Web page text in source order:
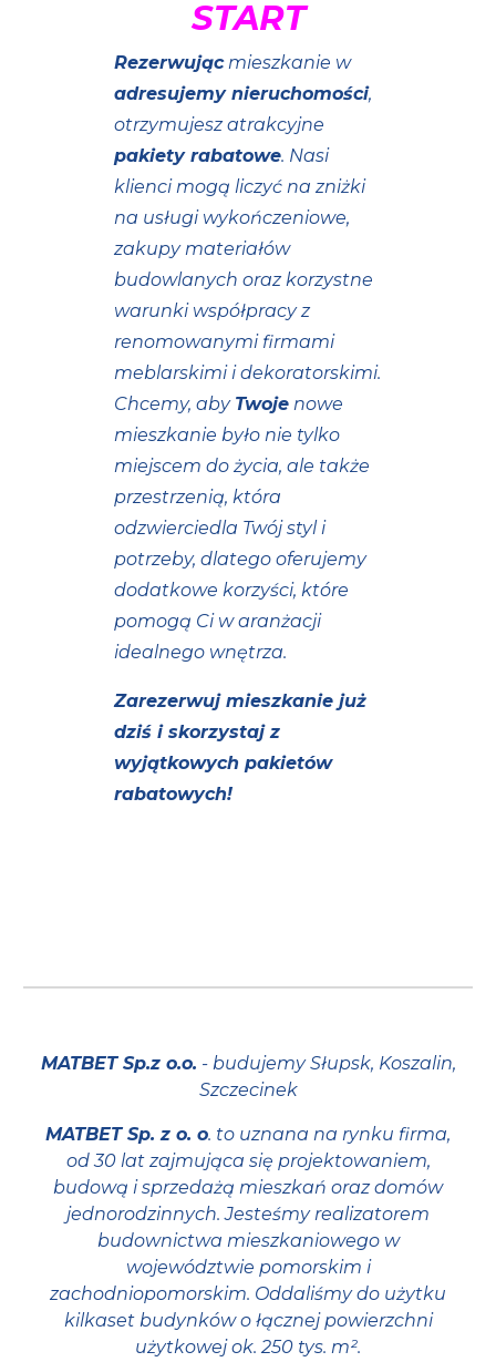
START
Rezerwującmieszkanie w
adresujemy nieruchomości,
otrzymujesz atrakcyjne
pakiety rabatowe. Nasi
klienci mogą liczyć na zniżki
na usługi wykończeniowe,
zakupy materiałów
budowlanych oraz korzystne
warunki współpracy z
renomowanymi firmami
meblarskimi i dekoratorskimi.
Chcemy, aby Twojenowe
mieszkanie było nie tylko
miejscem do życia, ale także
przestrzenią, która
odzwierciedla Twój styl i
potrzeby, dlatego oferujemy
dodatkowe korzyści, które
pomogą Ci w aranżacji
idealnego wnętrza.
Zarezerwuj mieszkanie już
dziś i skorzystaj z
wyjątkowych pakietów
rabatowych!
MATBET Sp.z o.o. - budujemy Słupsk, Koszalin,
Szczecinek
MATBET Sp. z o. o. to uznana na rynku firma,
od 30 lat zajmująca się projektowaniem,
budową i sprzedażą mieszkań oraz domów
jednorodzinnych. Jesteśmy realizatorem
budownictwa mieszkaniowego w
województwie pomorskim i
zachodniopomorskim. Oddaliśmy do użytku
kilkaset budynków o łącznej powierzchni
użytkowej ok. 250 tys. m².